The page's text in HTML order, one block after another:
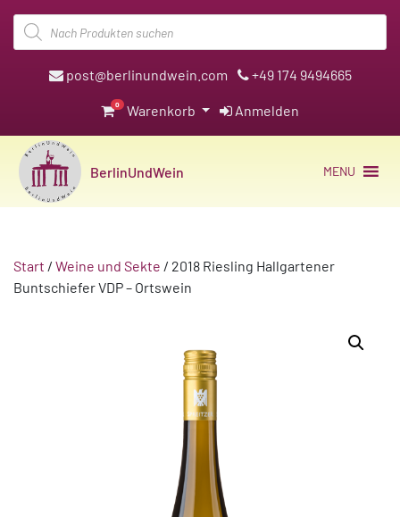
Products
search
post@berlinundwein.com +49 174 9494665
0 Warenkorb Anmelden
BerlinUndWein MENU
Start / Weine und Sekte / 2018 Riesling Hallgartener
Buntschiefer VDP – Ortswein